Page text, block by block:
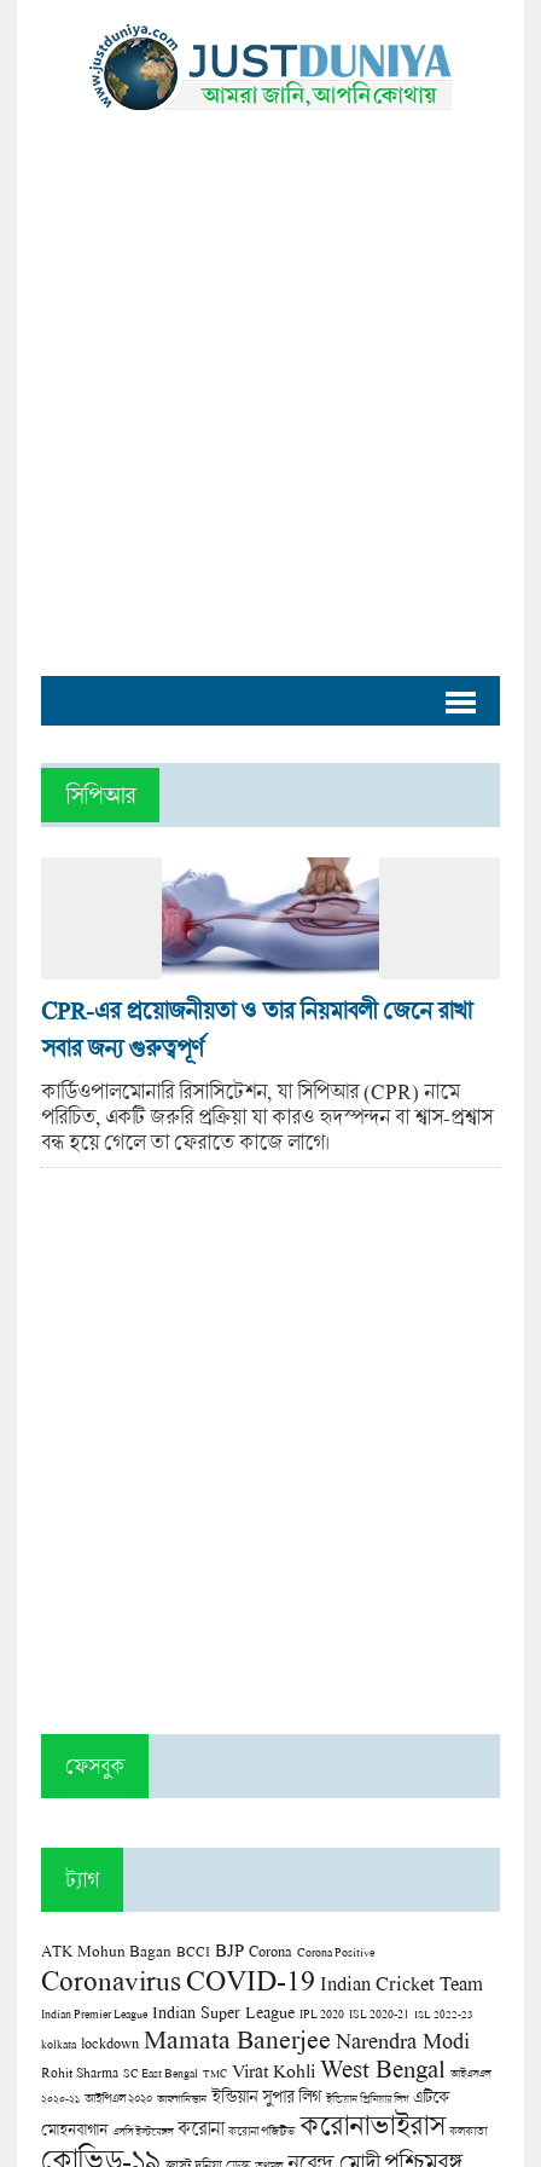
সিপিআর
CPR-এর প্রয়োজনীয়তা ও তার নিয়মাবলী জেনে রাখা
সবার জন্য গুরুত্বপূর্ণ
কার্ডিওপালমোনারি রিসাসিটেশন, যা সিপিআর (CPR) নামে
পরিচিত, একটি জরুরি প্রক্রিয়া যা কারও হৃদস্পন্দন বা শ্বাস-প্রশ্বাস
বন্ধ হয়ে গেলে তা ফেরাতে কাজে লাগে।
ফেসবুক
ট্যাগ
ATK Mohun Bagan BCCI BJP Corona Corona Positive
CoronavirusCOVID-19 Indian Cricket Team
Indian Premier League Indian Super League IPL 2020 ISL 2020-21 ISL 2022-23
kolkata lockdown Mamata Banerjee Narendra Modi
Rohit Sharma SC East Bengal TMC Virat Kohli West Bengal আইএসএল
২০২০-২১ আইপিএল ২০২০ আফগানিস্তান ইন্ডিয়ান সুপার লিগ ইন্ডিয়ান প্রিমিয়ার লিগ এটিকে
মোহনবাগান এসসি ইস্টবেঙ্গল করোনা করোনা পজিটিভ করোনাভাইরাস কলকাতা
কোভিড-১৯